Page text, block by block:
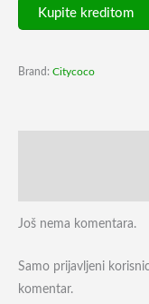
Kupite kreditom
Brand: Citycoco
Još nema komentara.
Samo prijavljeni
komentar.